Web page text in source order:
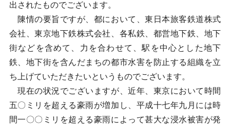
出されたものでございます。
陳情の要旨ですが、都において、東日本旅客鉄道株式
会社、東京地下鉄株式会社、各私鉄、都営地下鉄、地下
街などを含めて、力を合わせて、駅を中心とした地下
鉄、地下街を含んだまちの都市水害を防止する組織を立
ち上げていただきたいというものでございます。
現在の状況でございますが、近年、東京において時間
五〇ミリを超える豪雨が増加し、平成十七年九月には時
間一〇〇ミリを超える豪雨によって甚大な浸水被害が発